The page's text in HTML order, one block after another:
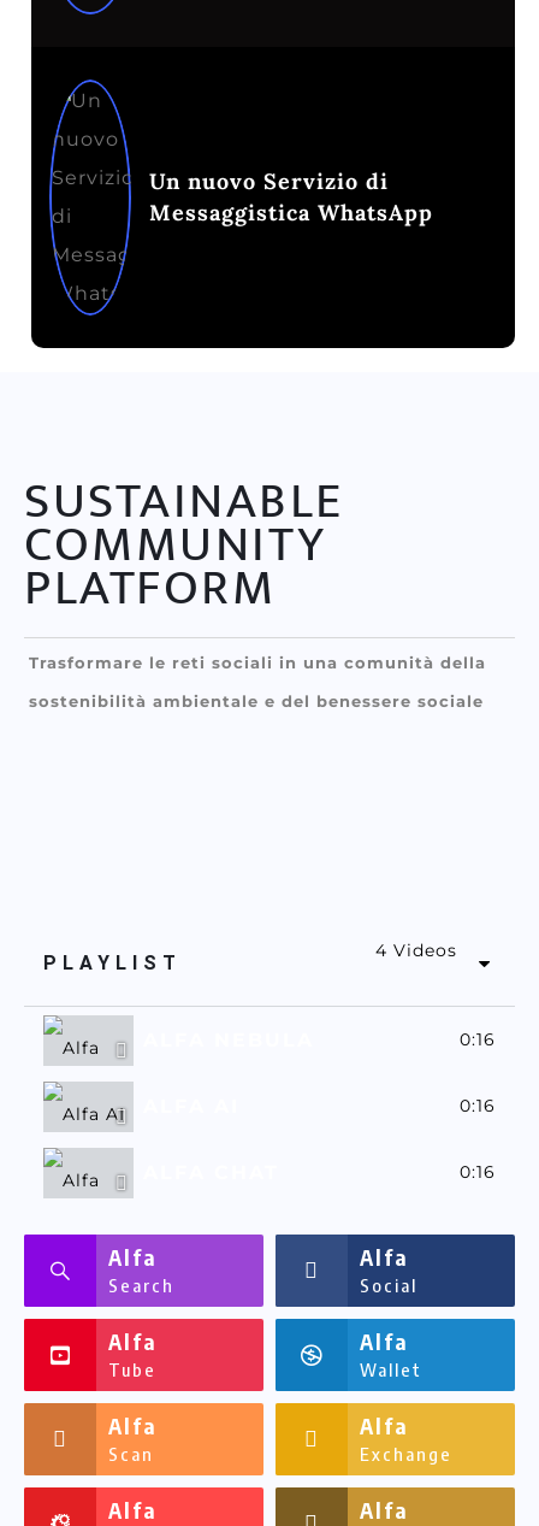
Un nuovo Servizio di
Messaggistica WhatsApp
SUSTAINABLE
COMMUNITY
PLATFORM
Trasformare le reti sociali in una comunità della
sostenibilità ambientale e del benessere sociale
PLAYLIST
4 Videos
0:16
0:16
0:16
ALFASSA 0:16
Alfa
Search
Alfa
Social
Alfa
Tube
Alfa
Wallet
Alfa
Scan
Alfa
Exchange
Alfa Alfa